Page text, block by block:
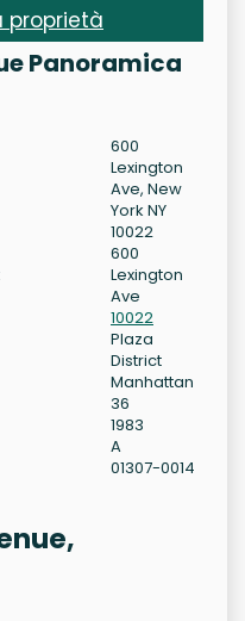
proprietà
Panoramica
600
Lexington
Ave, New
York NY
10022
600
Lexington
Ave
10022
Plaza
District
Manhattan
36
1983
A
01307-0014